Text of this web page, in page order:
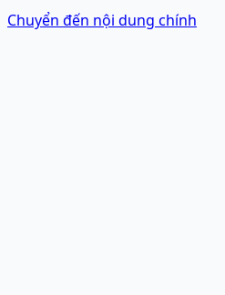
Chuyển đến nội dung chính